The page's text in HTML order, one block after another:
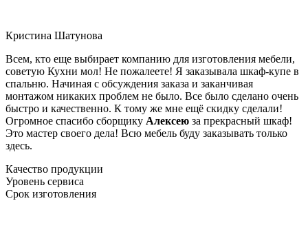
Кристина Шатунова
Всем, кто еще выбирает компанию для изготовления мебели,
советую Кухни мол! Не пожалеете! Я заказывала шкаф-купе в
спальню. Начиная с обсуждения заказа и заканчивая
монтажом никаких проблем не было. Все было сделано очень
быстро и качественно. К тому же мне ещё скидку сделали!
Огромное спасибо сборщику Алексею за прекрасный шкаф!
Это мастер своего дела! Всю мебель буду заказывать только
здесь.
Качество продукции
Уровень сервиса
Срок изготовления